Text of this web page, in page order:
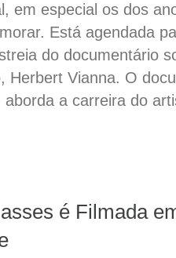
em especial os dos
Está agendada
do documentário
Herbert Vianna. O
a carreira do
é Filmada